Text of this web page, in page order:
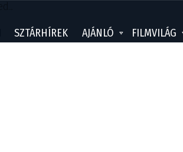
SZTÁRHÍREK AJÁNLÓ FILMVILÁG